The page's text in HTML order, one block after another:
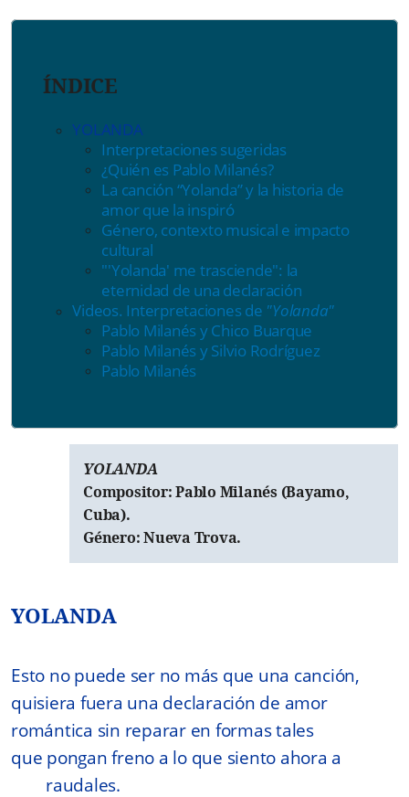
ÍNDICE
YOLANDA
Interpretaciones sugeridas
¿Quién es Pablo Milanés?
La canción “Yolanda” y la historia de
amor que la inspiró
Género, contexto musical e impacto
cultural
"'Yolanda' me trasciende": la
eternidad de una declaración
Videos. Interpretaciones de "Yolanda"
Pablo Milanés y Chico Buarque
Pablo Milanés y Silvio Rodríguez
Pablo Milanés
YOLANDA
Compositor: Pablo Milanés (Bayamo,
Cuba).
Género: Nueva Trova.
YOLANDA
Esto no puede ser no más que una canción,
quisiera fuera una declaración de amor
romántica sin reparar en formas tales
que pongan freno a lo que siento ahora a
raudales.